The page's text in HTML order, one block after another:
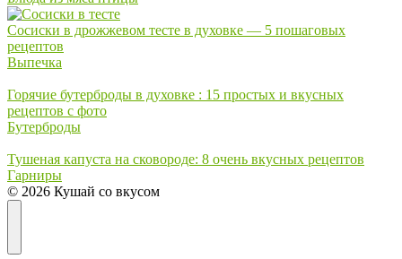
Сосиски в дрожжевом тесте в духовке — 5 пошаговых
рецептов
Выпечка
Горячие бутерброды в духовке : 15 простых и вкусных
рецептов с фото
Бутерброды
Тушеная капуста на сковороде: 8 очень вкусных рецептов
Гарниры
© 2026 Кушай со вкусом